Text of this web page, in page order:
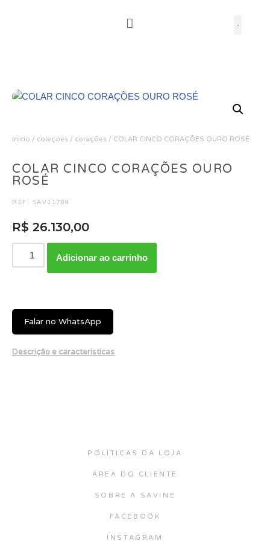
Início / coleçoes / corações / COLAR CINCO CORAÇÕES OURO ROSÉ
COLAR CINCO CORAÇÕES OURO
ROSÉ
REF: SAV11789
R$ 26.130,00
Adicionar ao carrinho
Falar no WhatsApp
Descrição e características
POLÍTICAS DA LOJA
ÁREA DO CLIENTE
SOBRE A SAVINE
FACEBOOK
INSTAGRAM